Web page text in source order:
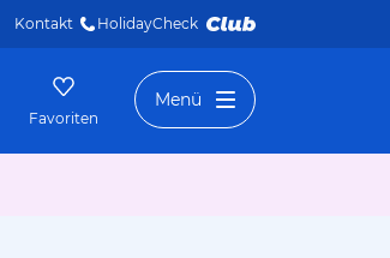
Kontakt HolidayCheck
Favoriten
Menü